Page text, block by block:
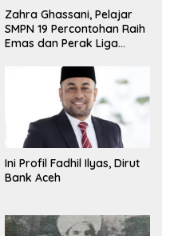
Zahra Ghassani, Pelajar
SMPN 19 Percontohan Raih
Emas dan Perak Liga
Ini Profil Fadhil Ilyas, Dirut
Bank Aceh